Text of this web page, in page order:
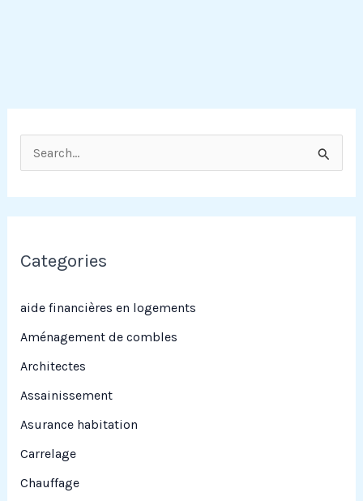
e
c
c
:
Categories
aide financières en logements
Aménagement de combles
Architectes
Assainissement
Asurance habitation
Carrelage
Chauffage